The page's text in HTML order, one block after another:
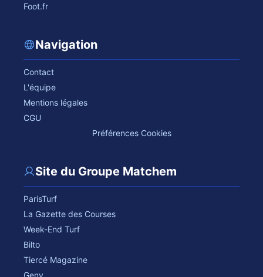
Foot.fr
Navigation
Contact
L'équipe
Mentions légales
CGU
Préférences Cookies
Site du Groupe Matchem
ParisTurf
La Gazette des Courses
Week-End Turf
Bilto
Tiercé Magazine
Geny